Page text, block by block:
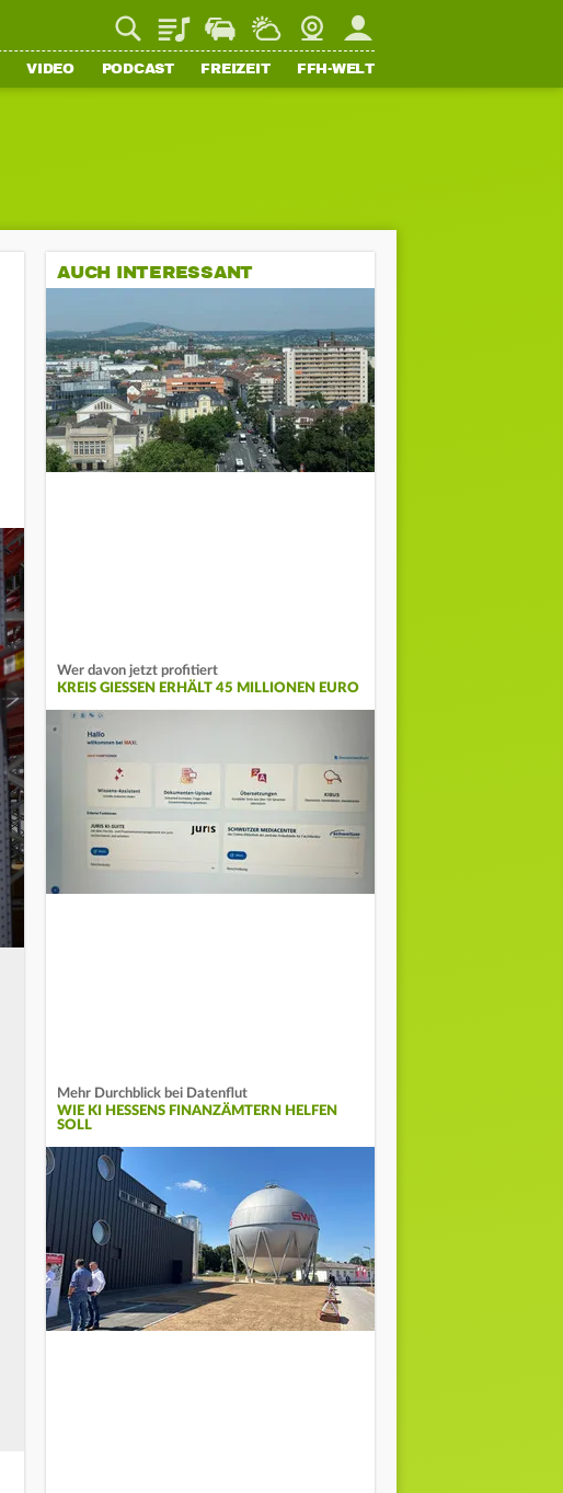
PlaylistStaupilotWetterWebcamMein FFH
VIDEO PODCAST FREIZEIT FFH-WELT
AUCH INTERESSANT
Wer davon jetzt profitiert
KREIS GIESSEN ERHÄLT 45 MILLIONEN EURO
Mehr Durchblick bei Datenflut
WIE KI HESSENS FINANZÄMTERN HELFEN
SOLL